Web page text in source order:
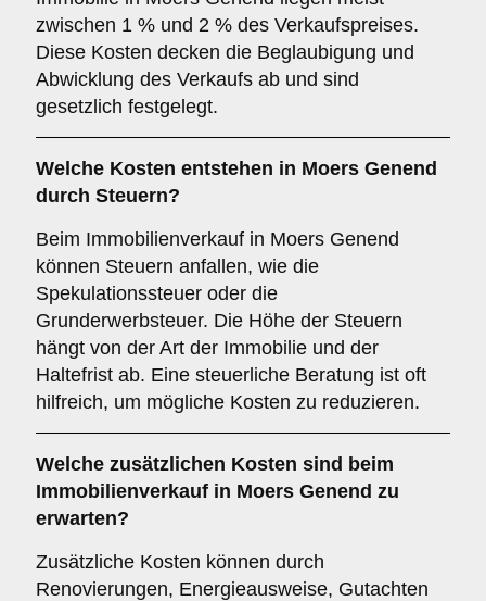
zwischen 1 % und 2 % des Verkaufspreises.
Diese Kosten decken die Beglaubigung und
Abwicklung des Verkaufs ab und sind
gesetzlich festgelegt.
Welche Kosten entstehen in Moers Genend
durch Steuern?
Beim Immobilienverkauf in Moers Genend
können Steuern anfallen, wie die
Spekulationssteuer oder die
Grunderwerbsteuer. Die Höhe der Steuern
hängt von der Art der Immobilie und der
Haltefrist ab. Eine steuerliche Beratung ist oft
hilfreich, um mögliche Kosten zu reduzieren.
Welche zusätzlichen Kosten sind beim
Immobilienverkauf in Moers Genend zu
erwarten?
Zusätzliche Kosten können durch
Renovierungen, Energieausweise, Gutachten